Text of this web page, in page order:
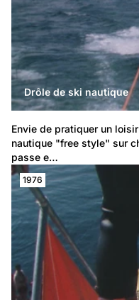
Drôle de ski nautique
Envie de pratiquer un
nautique "free style" sur
passe e…
1976